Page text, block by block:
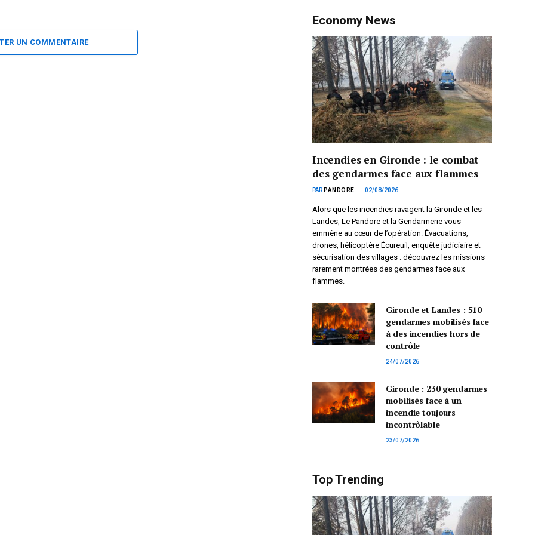
UN COMMENTAIRE
Economy News
Incendies en Gironde : le combat
des gendarmes face aux flammes
PAR PANDORE 02/08/2026
Alors que les incendies ravagent la Gironde et les
Landes, Le Pandore et la Gendarmerie vous
emmène au cœur de l’opération. Évacuations,
drones, hélicoptère Écureuil, enquête judiciaire et
sécurisation des villages : découvrez les missions
rarement montrées des gendarmes face aux
flammes.
Gironde et Landes : 510
gendarmes mobilisés face
à des incendies hors de
contrôle
24/07/2026
Gironde : 230 gendarmes
mobilisés face à un
incendie toujours
incontrôlable
23/07/2026
Top Trending